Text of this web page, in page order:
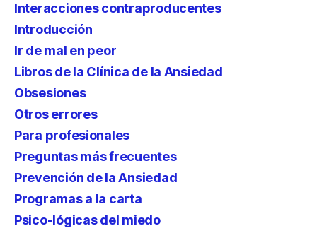
Interacciones contraproducentes
Introducción
Ir de mal en peor
Libros de la Clínica de la Ansiedad
Obsesiones
Otros errores
Para profesionales
Preguntas más frecuentes
Prevención de la Ansiedad
Programas a la carta
Psico-lógicas del miedo